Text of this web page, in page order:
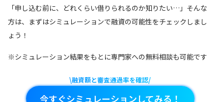
「申し込む前に、どれくらい借りられるのか知りたい…」そんな
方は、まずはシミュレーションで融資の可能性をチェックしまし
ょう！
※シミュレーション結果をもとに専門家への無料相談も可能です
\融資額と審査通過率を確認/
今すぐシミュレーションしてみる！